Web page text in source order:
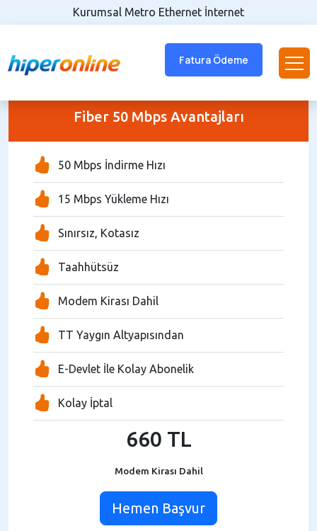
Kurumsal Metro Ethernet İnternet
Fatura Ödeme
Fiber 50 Mbps Avantajları
50 Mbps İndirme Hızı
15 Mbps Yükleme Hızı
Sınırsız, Kotasız
Taahhütsüz
Modem Kirası Dahil
TT Yaygın Altyapısından
E-Devlet İle Kolay Abonelik
Kolay İptal
660 TL
Modem Kirası Dahil
Hemen Başvur